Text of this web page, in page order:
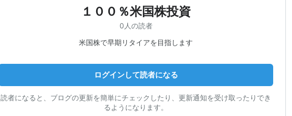
１００％米国株投資
0人の読者
米国株で早期リタイアを目指します
ログインして読者になる
読者になると、ブログの更新を簡単にチェックしたり、更新通知を受け取ったりでき
るようになります。